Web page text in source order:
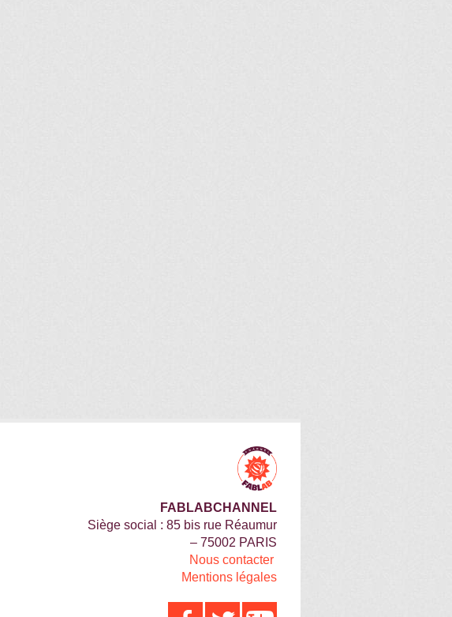
FABLABCHANNEL
Siège social : 85 bis rue Réaumur
– 75002 PARIS
Nous contacter
Mentions légales